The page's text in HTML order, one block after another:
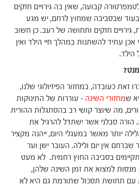
קבועה, שאין בה גירויים חזקים
שבסביבה שמחוץ לרחם, יש מגע
גירויים חזקים ותחושה של רעב. כן חשוב
עתיד להשתנות במהלך חיי הילד ואין
הילד.
זאת כעובדה, במחזור הפיזיולוגי שלנו,
שמחזורי השינה – עוררות של התינוקות
מה שיוצר קושי רב בהסתגלות ההורית
הורה סבלני אשר ישתדל להרגיל את
יותר מאשר במעגלי היום, ייהנה מקציר
שברחם אין יום ולילה. העובר ישן וער
בסביבה החוץ רחמית. לא מעט
מנסות למצוא את זמן השינה שלהן,
עם תחושת תסכול שתורמת גם היא לא